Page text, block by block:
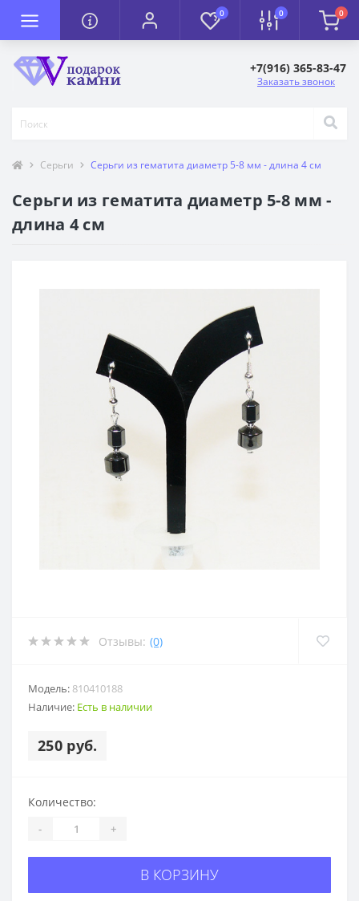
0 0 0
+7(916) 365-83-47
Заказать звонок
Серьги Серьги из гематита диаметр 5-8 мм - длина 4 см
Серьги из гематита диаметр 5-8 мм -
длина 4 см
Отзывы: (0)
Модель: 810410188
Наличие: Есть в наличии
250 руб.
Количество:
- +
В КОРЗИНУ